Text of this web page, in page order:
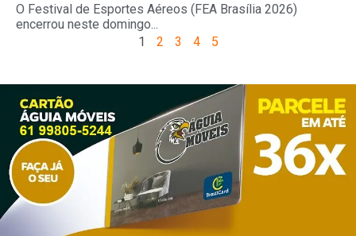
O Festival de Esportes Aéreos (FEA Brasília 2026)
encerrou neste domingo...
1 2 3 4 5